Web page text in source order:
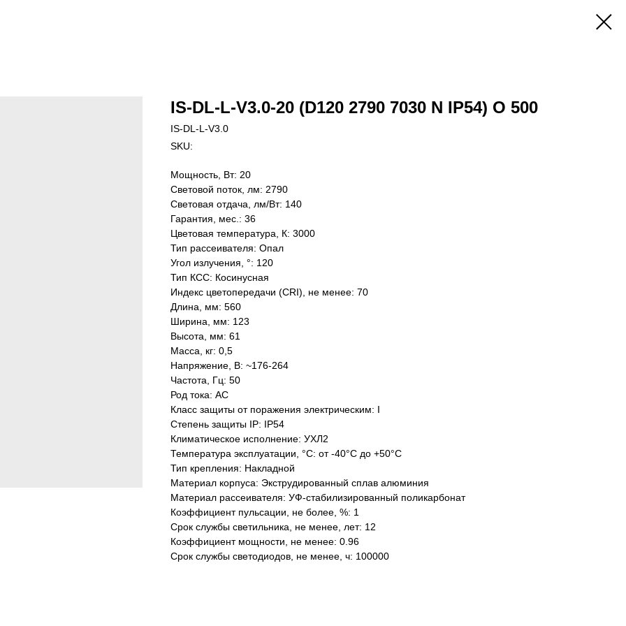
IS-DL-L-V3.0-20 (D120 2790 7030 N IP54) O 500
IS-DL-L-V3.0
SKU:
Мощность, Вт: 20
Световой поток, лм: 2790
Световая отдача, лм/Вт: 140
Гарантия, мес.: 36
Цветовая температура, К: 3000
Тип рассеивателя: Опал
Угол излучения, °: 120
Тип КСС: Косинусная
Индекс цветопередачи (CRI), не менее: 70
Длина, мм: 560
Ширина, мм: 123
Высота, мм: 61
Масса, кг: 0,5
Напряжение, В: ~176-264
Частота, Гц: 50
Род тока: AC
Класс защиты от поражения электрическим: I
Степень защиты IP: IP54
Климатическое исполнение: УХЛ2
Температура эксплуатации, °С: от -40°C до +50°C
Тип крепления: Накладной
Материал корпуса: Экструдированный сплав алюминия
Материал рассеивателя: УФ-стабилизированный поликарбонат
Коэффициент пульсации, не более, %: 1
Срок службы светильника, не менее, лет: 12
Коэффициент мощности, не менее: 0.96
Срок службы светодиодов, не менее, ч: 100000